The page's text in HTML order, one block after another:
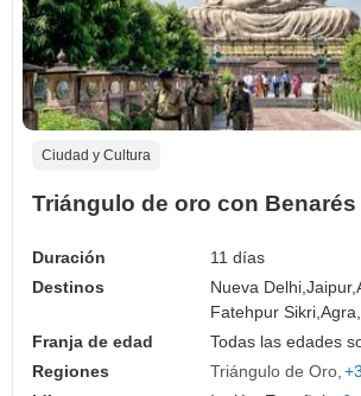
Ciudad y Cultura
Triángulo de oro con
Duración
11 días
Destinos
Nueva Delhi,Jaipur,
Fatehpur Sikri,Agra,
Franja de edad
Todas las edades
Regiones
Triángulo de Oro